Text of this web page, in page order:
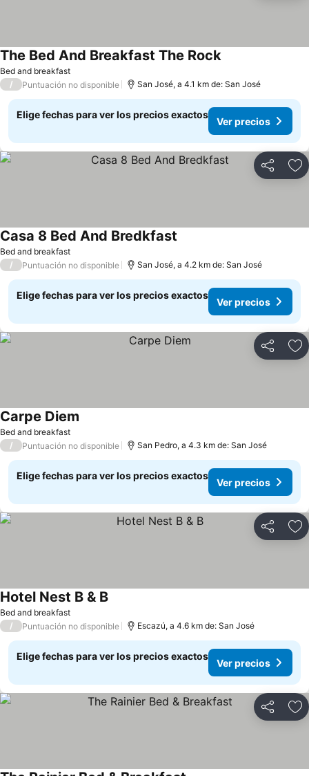
Bed and breakfast
The Bed And Breakfast The Rock
/ Puntuación no disponible San José, a 4.1 km de: San José
Elige fechas para ver los precios exactos
Ver precios
Compartir
Bed and breakfast
Casa 8 Bed And Bredkfast
/ Puntuación no disponible San José, a 4.2 km de: San José
Elige fechas para ver los precios exactos
Ver precios
Compartir
Bed and breakfast
Carpe Diem
/ Puntuación no disponible San Pedro, a 4.3 km de: San José
Elige fechas para ver los precios exactos
Ver precios
Compartir
Bed and breakfast
Hotel Nest B & B
/ Puntuación no disponible Escazú, a 4.6 km de: San José
Elige fechas para ver los precios exactos
Ver precios
Compartir